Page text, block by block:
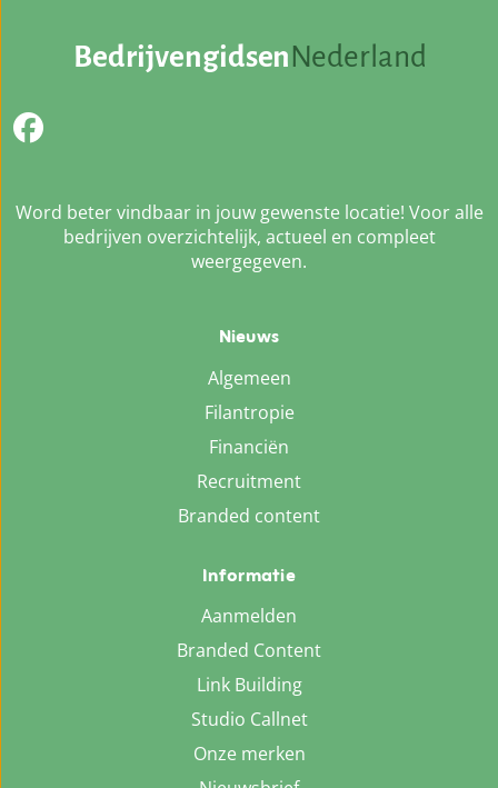
BedrijvengidsenNederland
Word beter vindbaar in jouw gewenste locatie! Voor alle
bedrijven overzichtelijk, actueel en compleet
weergegeven.
Nieuws
Algemeen
Filantropie
Financiën
Recruitment
Branded content
Informatie
Aanmelden
Branded Content
Link Building
Studio Callnet
Onze merken